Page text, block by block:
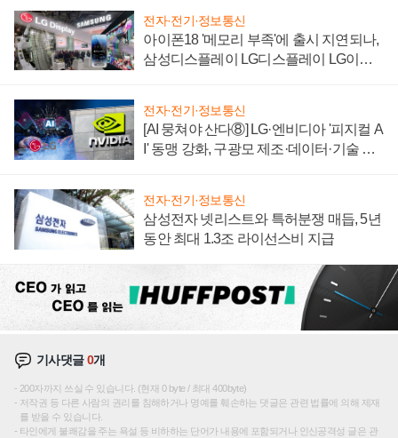
전자·전기·정보통신
아이폰18 '메모리 부족'에 출시 지연되나,
삼성디스플레이 LG디스플레이 LG이노
전자·전기·정보통신
[AI 뭉쳐야 산다⑧] LG·엔비디아 '피지컬 A
I' 동맹 강화, 구광모 제조·데이터·기술 결
전자·전기·정보통신
삼성전자 넷리스트와 특허분쟁 매듭, 5년
동안 최대 1.3조 라이선스비 지급
기사댓글0개
200자까지 쓰실 수 있습니다. (현재 0 byte / 최대 400byte)
저작권 등 다른 사람의 권리를 침해하거나 명예를 훼손하는 댓글은 관련 법률에 의해 제재
를 받을 수 있습니다.
타인에게 불쾌감을 주는 욕설 등 비하하는 단어가 내용에 포함되거나 인신공격성 글은 관